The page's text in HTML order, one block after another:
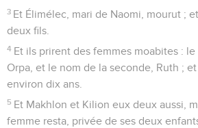
3 Et Élimélec, mari de Naomi, mourut ;
deux fils.
4 Et ils prirent des femmes moabites :
Orpa, et le nom de la seconde, Ruth ;
environ dix ans.
5 Et Makhlon et Kilion eux deux aussi,
femme resta, privée de ses deux